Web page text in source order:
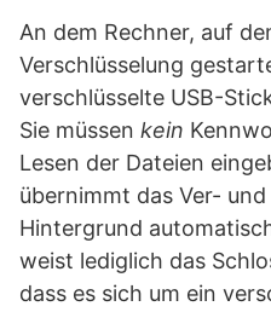
An dem Rechner, auf
Verschlüsselung
verschlüsselte USB-
Sie müssen kein
Lesen der Dateien
übernimmt das Ver-
Hintergrund
weist lediglich das
dass es sich um ein